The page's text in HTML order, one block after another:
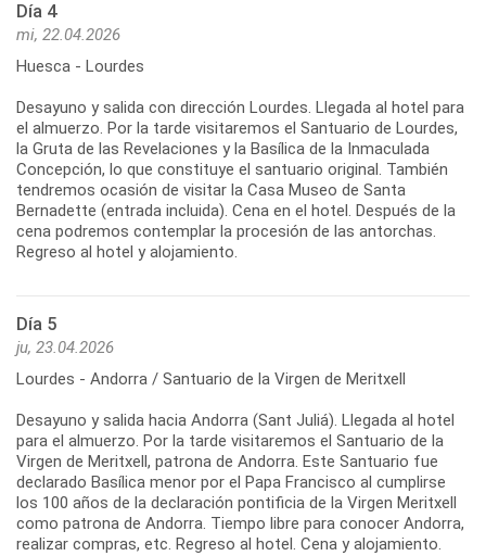
Día 4
mi, 22.04.2026
Huesca - Lourdes
Desayuno y salida con dirección Lourdes. Llegada al hotel para
el almuerzo. Por la tarde visitaremos el Santuario de Lourdes,
la Gruta de las Revelaciones y la Basílica de la Inmaculada
Concepción, lo que constituye el santuario original. También
tendremos ocasión de visitar la Casa Museo de Santa
Bernadette (entrada incluida). Cena en el hotel. Después de la
cena podremos contemplar la procesión de las antorchas.
Regreso al hotel y alojamiento.
Día 5
ju, 23.04.2026
Lourdes - Andorra / Santuario de la Virgen de Meritxell
Desayuno y salida hacia Andorra (Sant Juliá). Llegada al hotel
para el almuerzo. Por la tarde visitaremos el Santuario de la
Virgen de Meritxell, patrona de Andorra. Este Santuario fue
declarado Basílica menor por el Papa Francisco al cumplirse
los 100 años de la declaración pontificia de la Virgen Meritxell
como patrona de Andorra. Tiempo libre para conocer Andorra,
realizar compras, etc. Regreso al hotel. Cena y alojamiento.